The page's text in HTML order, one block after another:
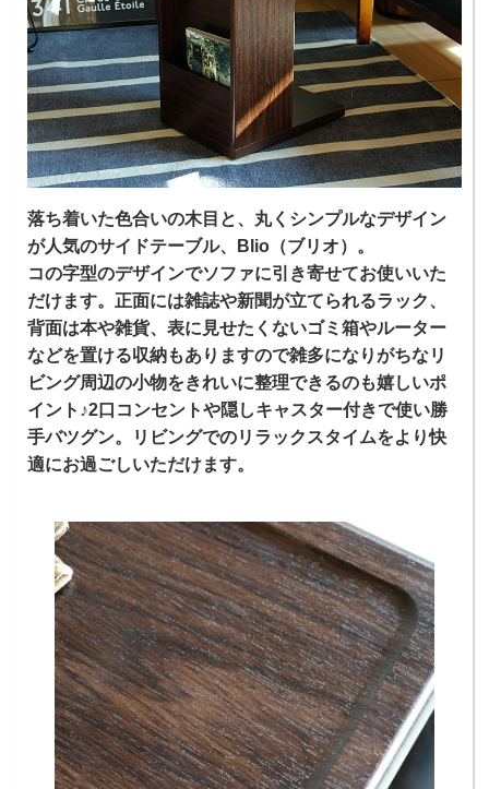
落ち着いた色合いの木目と、丸くシンプルなデザイン
が人気のサイドテーブル、Blio（ブリオ）。
コの字型のデザインでソファに引き寄せてお使いいた
だけます。正面には雑誌や新聞が立てられるラック、
背面は本や雑貨、表に見せたくないゴミ箱やルーター
などを置ける収納もありますので雑多になりがちなリ
ビング周辺の小物をきれいに整理できるのも嬉しいポ
イント♪2口コンセントや隠しキャスター付きで使い勝
手バツグン。リビングでのリラックスタイムをより快
適にお過ごしいただけます。